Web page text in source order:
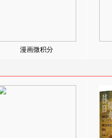
漫画微积分